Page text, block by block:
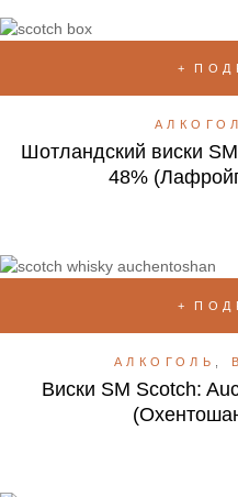
Шотландский виски
48%
АЛКОГОЛЬ
Виски SM Scotch: